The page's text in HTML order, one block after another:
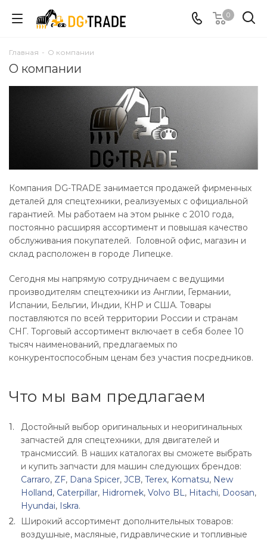
0
Главная - О компании
О компании
Компания DG-TRADE занимается продажей фирменных
деталей для спецтехники, реализуемых с официальной
гарантией. Мы работаем на этом рынке с 2010 года,
постоянно расширяя ассортимент и повышая качество
обслуживания покупателей. Головной офис, магазин и
склад расположен в городе Липецке.
Сегодня мы напрямую сотрудничаем с ведущими
производителям спецтехники из Англии, Германии,
Испании, Бельгии, Индии, КНР и США. Товары
поставляются по всей территории России и странам
СНГ. Торговый ассортимент включает в себя более 10
тысяч наименований, предлагаемых по
конкурентоспособным ценам без участия посредников.
Что мы вам предлагаем
Достойный выбор оригинальных и неоригинальных
запчастей для спецтехники, для двигателей и
трансмиссий. В наших каталогах вы сможете выбрать
и купить запчасти для машин следующих брендов:
Carraro, ZF, Dana Spicer, JCB, Terex, Komatsu, New
Holland, Caterpillar, Hidromek, Volvo BL, Hitachi, Doosan,
Hyundai, Iskra.
Широкий ассортимент дополнительных товаров:
воздушные, масляные, гидравлические и топливные